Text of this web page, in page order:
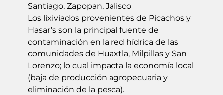
Santiago, Zapopan, Jalisco
Los lixiviados provenientes de Picachos y
Hasar’s son la principal fuente de
contaminación en la red hídrica de las
comunidades de Huaxtla, Milpillas y San
Lorenzo; lo cual impacta la economía local
(baja de producción agropecuaria y
eliminación de la pesca).